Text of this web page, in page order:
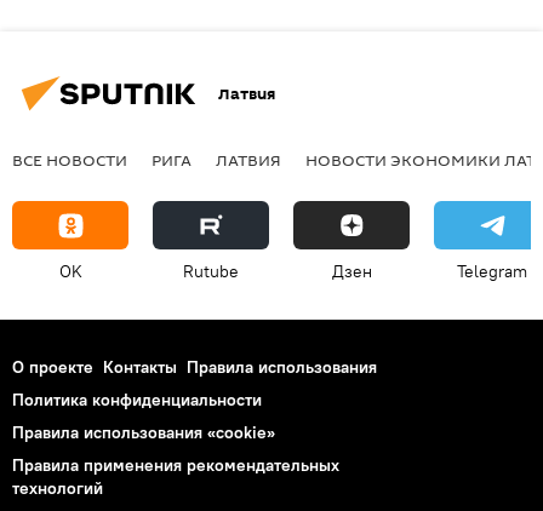
Латвия
ВСЕ НОВОСТИ РИГА ЛАТВИЯ НОВОСТИ ЭКОНОМИКИ
OK Rutube Дзен Telegram
О проекте Контакты Правила использования
Политика конфиденциальности
Правила использования «cookie»
Правила применения рекомендательных
технологий